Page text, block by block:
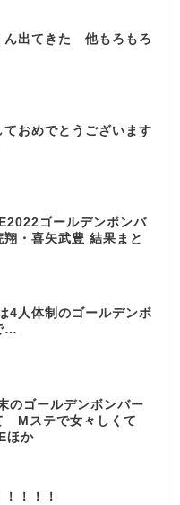
ん出てきた 他もろもろ
ておめでとうございます
ゴールデンボンバ
翔・喜矢武豊 結果まと
4人体制のゴールデンボ
…
のゴールデンボンバー
Mステで女々しくて
ほか
！！！